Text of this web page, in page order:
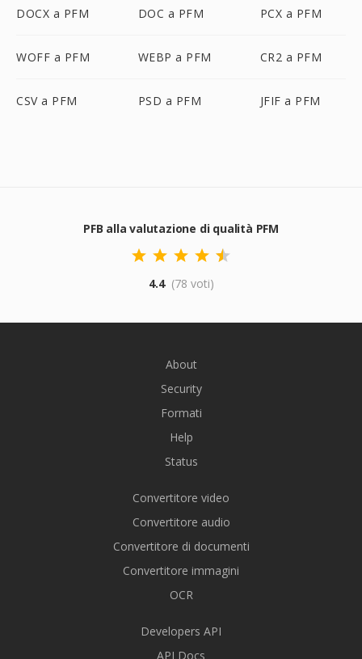
DOCX a PFM DOC a PFM PCX a PFM
WOFF a PFM WEBP a PFM CR2 a PFM
CSV a PFM PSD a PFM JFIF a PFM
PFB alla valutazione di qualità PFM
4.4 (78 voti)
About
Security
Formati
Help
Status
Convertitore video
Convertitore audio
Convertitore di documenti
Convertitore immagini
OCR
Developers API
API Docs